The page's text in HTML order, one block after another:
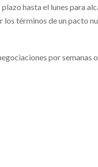
hasta el lunes para
los términos de un pacto
por semanas